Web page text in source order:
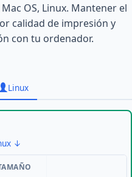
OS, Linux. Mantener el
calidad de impresión y
con tu ordenador.
Linux
↓